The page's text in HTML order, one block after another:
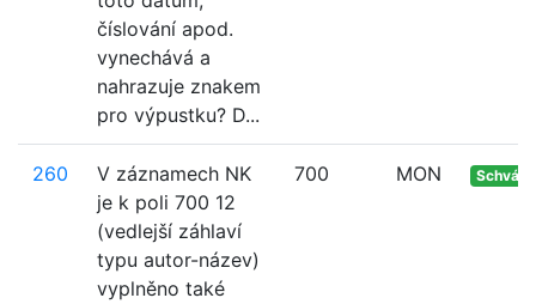
číslování apod.
vynechává a
nahrazuje znakem
pro výpustku? D...
260
V záznamech NK
je k poli 700 12
(vedlejší záhlaví
typu autor-název)
vyplněno také
700 MON